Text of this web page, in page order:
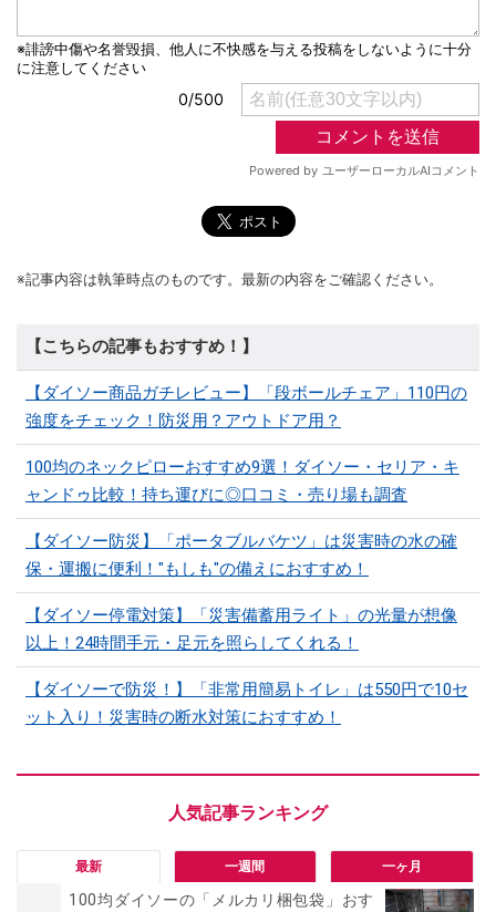
※記事内容は執筆時点のものです。最新の内容をご確認ください。
【こちらの記事もおすすめ！】
【ダイソー商品ガチレビュー】「段ボールチェア」110円の
強度をチェック！防災用？アウトドア用？
100均のネックピローおすすめ9選！ダイソー・セリア・キ
ャンドゥ比較！持ち運びに◎口コミ・売り場も調査
【ダイソー防災】「ポータブルバケツ」は災害時の水の確
保・運搬に便利！"もしも"の備えにおすすめ！
【ダイソー停電対策】「災害備蓄用ライト」の光量が想像
以上！24時間手元・足元を照らしてくれる！
【ダイソーで防災！】「非常用簡易トイレ」は550円で10セ
ット入り！災害時の断水対策におすすめ！
最新 一週間 一ヶ月
100均ダイソーの「メルカリ梱包袋」おす